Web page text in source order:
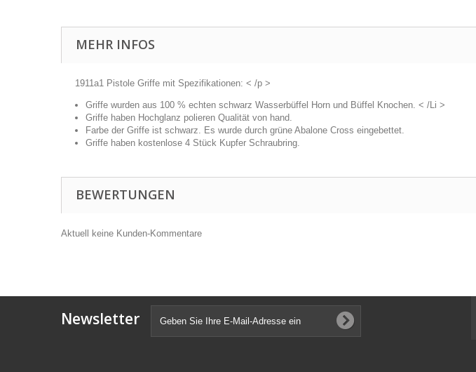
MEHR INFOS
1911a1 Pistole Griffe mit Spezifikationen: < /p >
Griffe wurden aus 100 % echten schwarz Wasserbüffel Horn und Büffel Knochen. < /Li >
Griffe haben Hochglanz polieren Qualität von hand.
Farbe der Griffe ist schwarz. Es wurde durch grüne Abalone Cross eingebettet.
Griffe haben kostenlose 4 Stück Kupfer Schraubring.
BEWERTUNGEN
Aktuell keine Kunden-Kommentare
Newsletter